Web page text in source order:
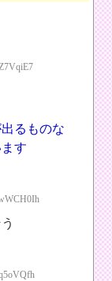
るものな
す